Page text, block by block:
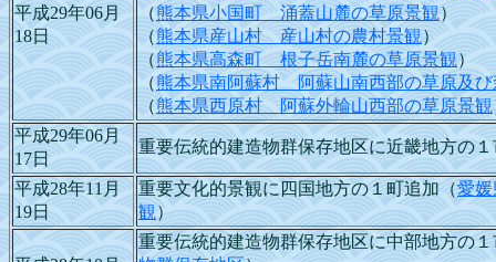
平成29年06月
18日
（熊本県小国町 涌蓋山麓の草原景観）
（熊本県産山村 産山村の農村景観）
（熊本県高森町 根子岳南麓の草原景観）
（熊本県南阿蘇村 阿蘇山南西部の草原及び
（熊本県西原村 阿蘇外輪山西部の草原景観
平成29年06月
17日
重要伝統的建造物群保存地区に近畿地方の
平成28年11月
19日
重要文化的景観に四国地方の１町追加（愛
観）
重要伝統的建造物群保存地区に中部地方の